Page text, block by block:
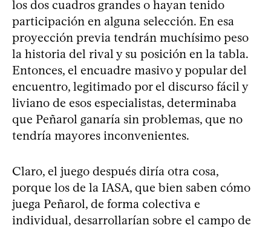
los dos cuadros grandes o hayan tenido
participación en alguna selección. En esa
proyección previa tendrán muchísimo peso
la historia del rival y su posición en la tabla.
Entonces, el encuadre masivo y popular del
encuentro, legitimado por el discurso fácil y
liviano de esos especialistas, determinaba
que Peñarol ganaría sin problemas, que no
tendría mayores inconvenientes.
Claro, el juego después diría otra cosa,
porque los de la IASA, que bien saben cómo
juega Peñarol, de forma colectiva e
individual, desarrollarían sobre el campo de